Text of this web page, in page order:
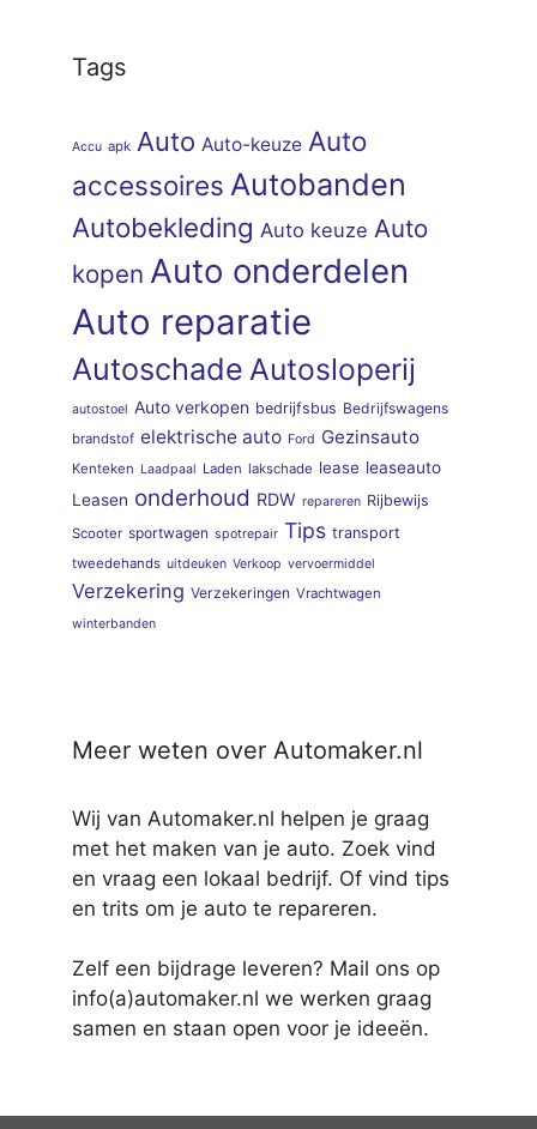
Tags
Accu apk Auto Auto-keuze Auto
accessoires Autobanden
Autobekleding Auto keuze Auto
kopen Auto onderdelen
Auto reparatie
Autoschade Autosloperij
autostoel Auto verkopen bedrijfsbus Bedrijfswagens
brandstof elektrische auto Ford Gezinsauto
Kenteken Laadpaal Laden lakschade lease leaseauto
Leasen onderhoud RDW repareren Rijbewijs
Scooter sportwagen spotrepair Tips transport
tweedehands uitdeuken Verkoop vervoermiddel
Verzekering Verzekeringen Vrachtwagen
winterbanden
Meer weten over Automaker.nl
Wij van Automaker.nl helpen je graag
met het maken van je auto. Zoek vind
en vraag een lokaal bedrijf. Of vind tips
en trits om je auto te repareren.
Zelf een bijdrage leveren? Mail ons op
info(a)automaker.nl we werken graag
samen en staan open voor je ideeën.